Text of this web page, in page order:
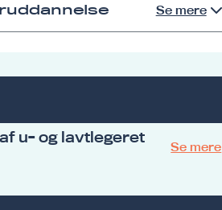
Se mere
u- og lavtlegeret
Se mere